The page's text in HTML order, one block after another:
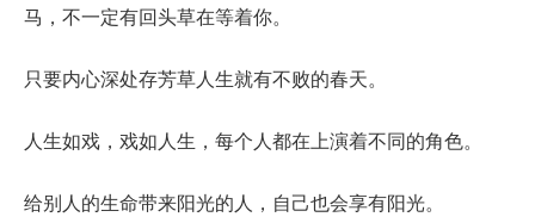
马，不一定有回头草在等着你。
只要内心深处存芳草人生就有不败的春天。
人生如戏，戏如人生，每个人都在上演着不同的角色。
给别人的生命带来阳光的人，自己也会享有阳光。